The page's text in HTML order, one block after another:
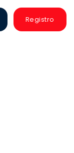
Registro